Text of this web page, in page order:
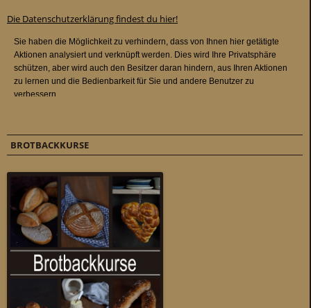
Die Datenschutzerklärung findest du hier!
BROTBACKKURSE